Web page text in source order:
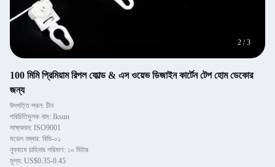
2 /3
100 মিমি প্রিমিয়াম রিপল ফোল্ড & এস ওয়েভ ডিজাইন কার্টেন টেপ হোম ডেকোর
জন্য
উৎপত্তি স্থল: চীন
পরিচিতিমুলক নাম: Iksun
সাক্ষ্যদান: ISO9001
মডেল নম্বার: বিডি-০১
ন্যূনতম চাহিদার পরিমাণ: ১০ মিটার
মূল্য: US$0.35-0.45